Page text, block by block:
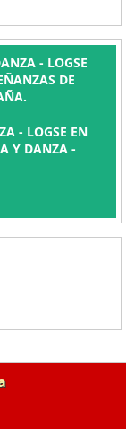
- LOGSE
DE
- LOGSE EN
Y DANZA -